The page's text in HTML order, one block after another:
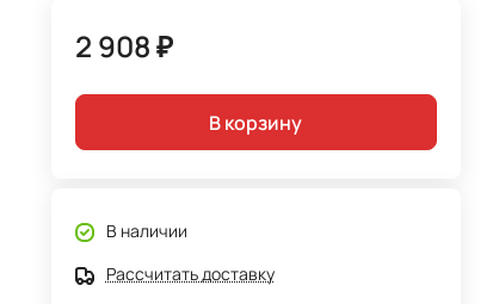
2 908 ₽
В корзину
В наличии
Рассчитать доставку